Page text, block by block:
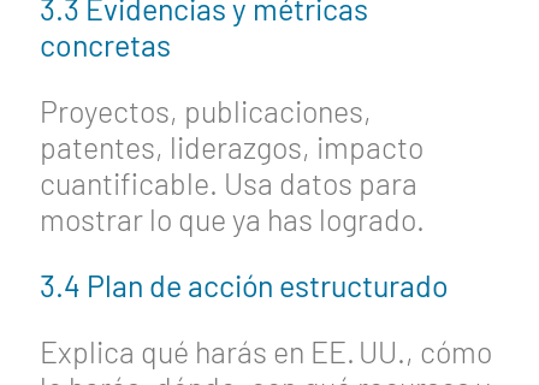
3.3 Evidencias y métricas
concretas
Proyectos, publicaciones,
patentes, liderazgos, impacto
cuantificable. Usa datos para
mostrar lo que ya has logrado.
3.4 Plan de acción estructurado
Explica qué harás en EE. UU., cómo